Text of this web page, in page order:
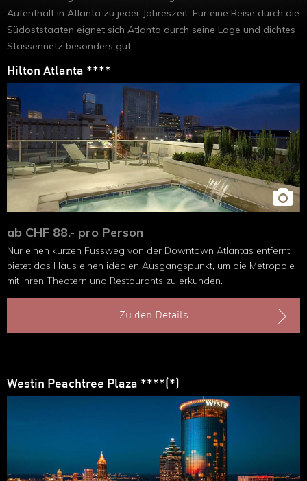
Aufenthalt in Atlanta zu jeder Jahreszeit. Für eine Reise durch die
Südoststaaten eignet sich Atlanta durch seine Lage und dichtes
Stassennetz besonders gut.
Hilton Atlanta ****
ab CHF 88.- pro Person
Nur einen kurzen Fussweg von der Downtown Atlantas entfernt
bietet das Haus einen idealen Ausgangspunkt, um die Metropole
mit ihren Theatern und Restaurants zu erkunden.
Zu den Details
Westin Peachtree Plaza ****(*)